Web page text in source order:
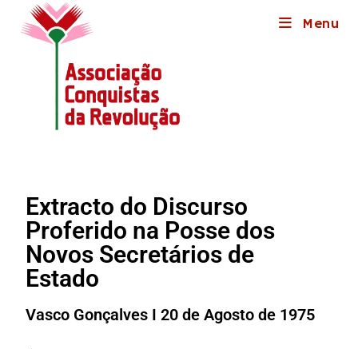
Menu
Extracto do Discurso
Proferido na Posse dos
Novos Secretários de
Estado
Vasco Gonçalves I 20 de Agosto de 1975